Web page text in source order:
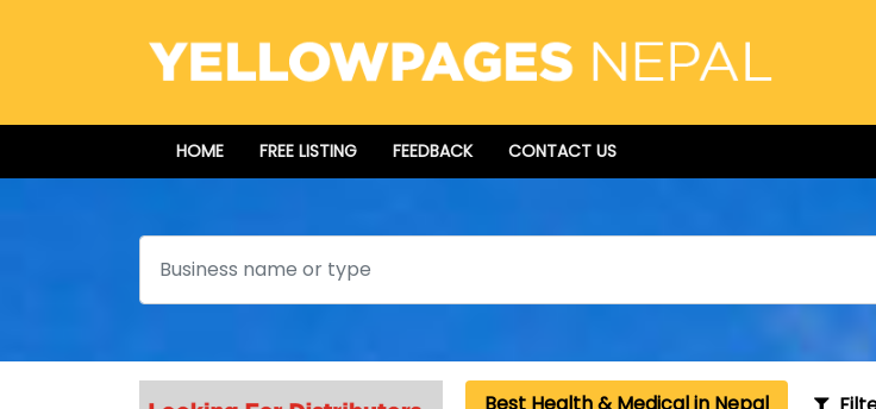
HOME FREE LISTING FEEDBACK CONTACT US
Search